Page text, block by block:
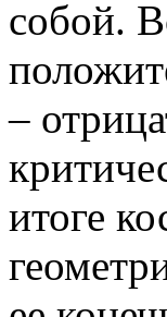
собой.
–
итоге